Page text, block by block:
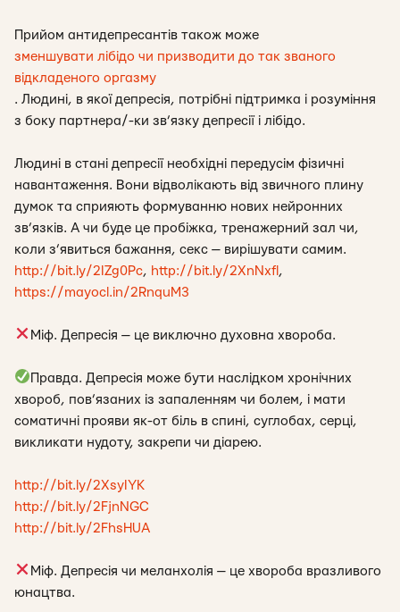
Прийом антидепресантів також може
зменшувати лібідо чи призводити до так званого
відкладеного оргазму
. Людині, в якої депресія, потрібні підтримка і розуміння
з боку партнера/-ки зв’язку депресії і лібідо.
Людині в стані депресії необхідні передусім фізичні
навантаження. Вони відволікають від звичного плину
думок та сприяють формуванню нових нейронних
зв’язків. А чи буде це пробіжка, тренажерний зал чи,
коли з’явиться бажання, секс — вирішувати самим.
http://bit.ly/2IZg0Pc, http://bit.ly/2XnNxfl ,
https://mayocl.in/2RnquM3
Міф. Депресія — це виключно духовна хвороба.
Правда. Депресія може бути наслідком хронічних
хвороб, пов’язаних із запаленням чи болем, і мати
соматичні прояви як-от біль в спині, суглобах, серці,
викликати нудоту, закрепи чи діарею.
http://bit.ly/2XsyIYK
http://bit.ly/2FjnNGC
http://bit.ly/2FhsHUA
Міф. Депресія чи меланхолія — це хвороба вразливого
юнацтва.